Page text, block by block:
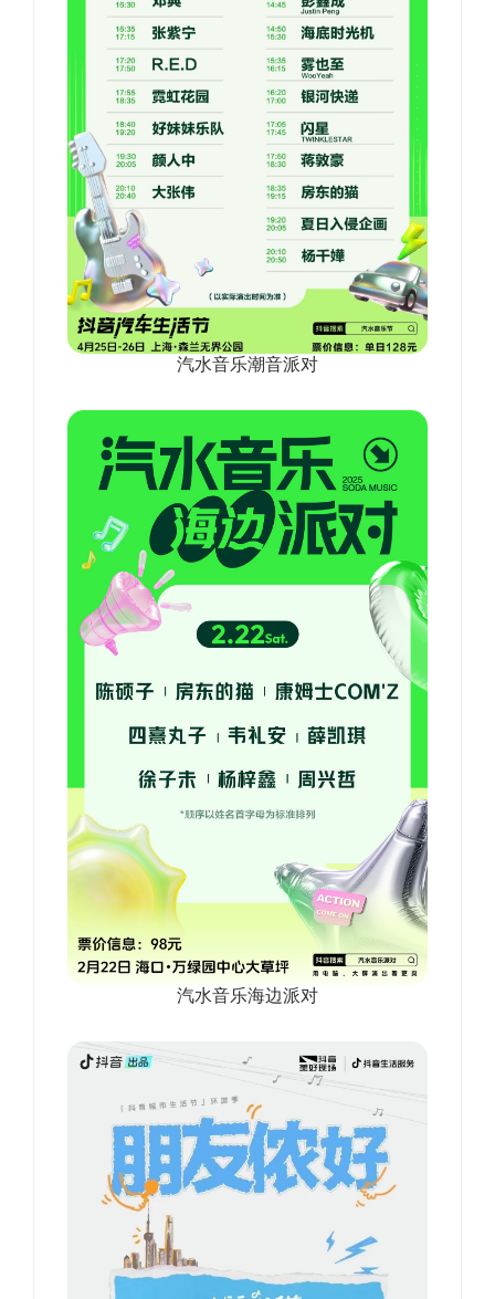
汽水音乐潮音派对
汽水音乐海边派对